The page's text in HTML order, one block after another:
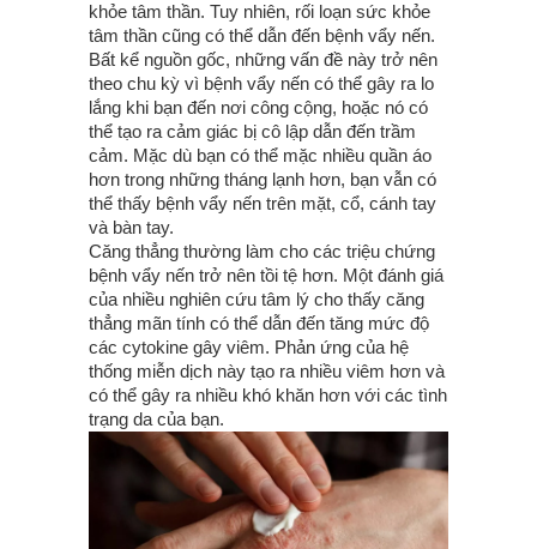
khỏe tâm thần. Tuy nhiên, rối loạn sức khỏe
tâm thần cũng có thể dẫn đến bệnh vẩy nến.
Bất kể nguồn gốc, những vấn đề này trở nên
theo chu kỳ vì bệnh vẩy nến có thể gây ra lo
lắng khi bạn đến nơi công cộng, hoặc nó có
thể tạo ra cảm giác bị cô lập dẫn đến trầm
cảm. Mặc dù bạn có thể mặc nhiều quần áo
hơn trong những tháng lạnh hơn, bạn vẫn có
thể thấy bệnh vẩy nến trên mặt, cổ, cánh tay
và bàn tay.
Căng thẳng thường làm cho các triệu chứng
bệnh vẩy nến trở nên tồi tệ hơn. Một đánh giá
của nhiều nghiên cứu tâm lý cho thấy căng
thẳng mãn tính có thể dẫn đến tăng mức độ
các cytokine gây viêm. Phản ứng của hệ
thống miễn dịch này tạo ra nhiều viêm hơn và
có thể gây ra nhiều khó khăn hơn với các tình
trạng da của bạn.